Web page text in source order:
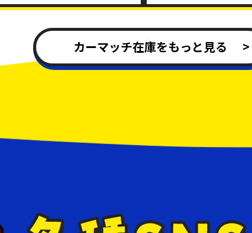
カーマッチ在庫をもっと見る